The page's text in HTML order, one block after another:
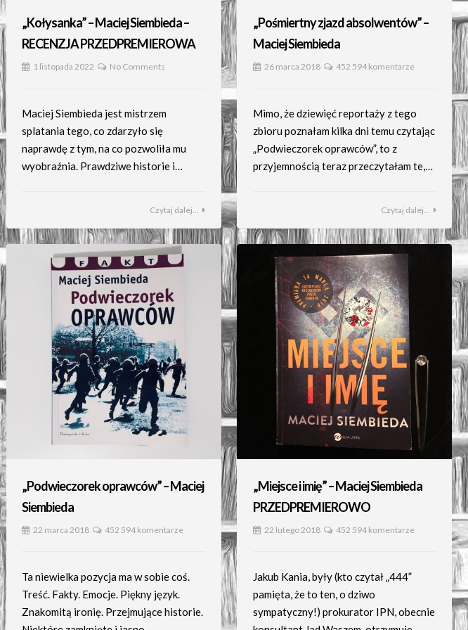
„Kołysanka” – Maciej Siembieda –
RECENZJA PRZEDPREMIEROWA
1 listopada 2022 No Comments
Maciej Siembieda jest mistrzem
splatania tego, co zdarzyło się
naprawdę z tym, na co pozwoliła mu
wyobraźnia. Prawdziwe historie i…
Czytaj dalej...
„Pośmiertny zjazd absolwentów” –
Maciej Siembieda
26 marca 2018 452 594 komentarze
Mimo, że dziewięć reportaży z tego
zbioru poznałam kilka dni temu czytając
„Podwieczorek oprawców”, to z
przyjemnością teraz przeczytałam te,…
Czytaj dalej...
„Podwieczorek oprawców” – Maciej
Siembieda
22 marca 2018 452 594 komentarze
Ta niewielka pozycja ma w sobie coś.
Treść. Fakty. Emocje. Piękny język.
Znakomitą ironię. Przejmujące historie.
„Miejsce i imię” – Maciej Siembieda
PRZEDPREMIEROWO
22 lutego 2018 452 594 komentarze
Jakub Kania, były (kto czytał „444”
pamięta, że to ten, o dziwo
sympatyczny!) prokurator IPN, obecnie